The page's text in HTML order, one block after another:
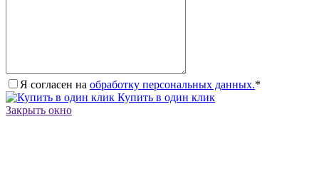
Я согласен на обработку персональных данных.*
Купить в один клик
Закрыть окно